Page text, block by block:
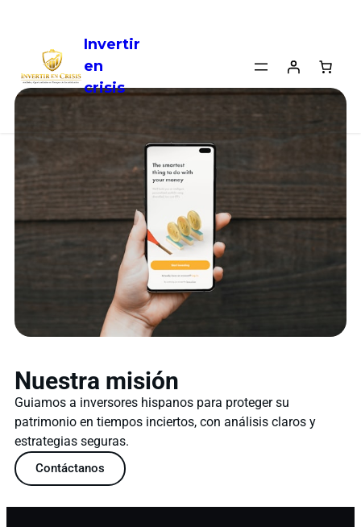
Invertir
en
crisis
Nuestra misión
Guiamos a inversores hispanos para proteger su
patrimonio en tiempos inciertos, con análisis claros y
estrategias seguras.
Contáctanos